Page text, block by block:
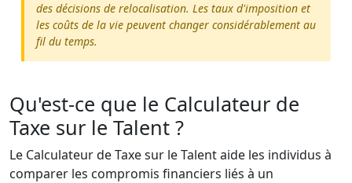
des décisions de relocalisation. Les taux d'imposition et
les coûts de la vie peuvent changer considérablement au
fil du temps.
Qu'est-ce que le Calculateur de
Taxe sur le Talent ?
Le Calculateur de Taxe sur le Talent aide les individus à
comparer les compromis financiers liés à un